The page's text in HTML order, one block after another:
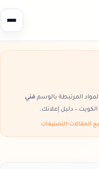
المرتبطة بالوسم فني
– دليل إعلانك.
المقالات•التصنيفات